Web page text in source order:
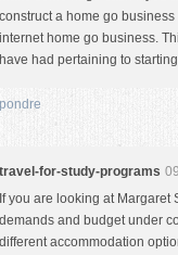
construct a home go
internet home go business.
have had pertaining to
travel-for-study-programs
If you are looking at
demands and budget under
different accommodation